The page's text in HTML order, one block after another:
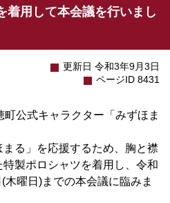
着用して本会議を行いまし
更新日 令和3年9月3日
ページID 8431
公式キャラクター「みずほま
る」を応援するため、胸と襟
製ポロシャツを着用し、令和
曜日)までの本会議に臨みま